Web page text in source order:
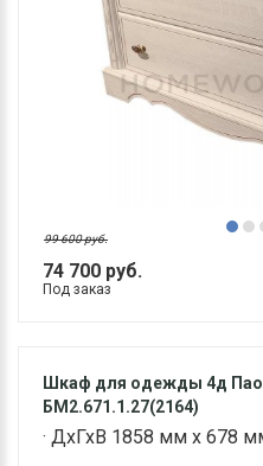
74 700 руб.
99 600 руб.
Под заказ
Шкаф для одежды 4д
БМ2.671.1.27(2164)
· ДхГхВ 1858 мм х 678